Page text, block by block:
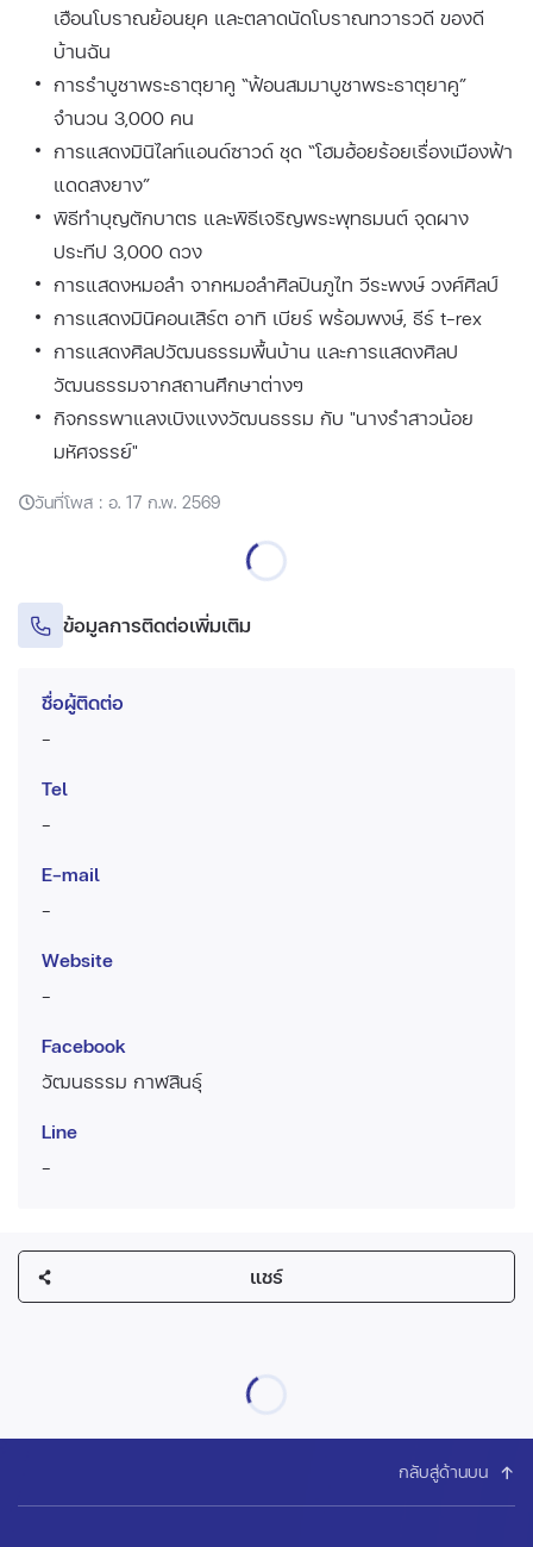
เฮือนโบราณย้อนยุค และตลาดนัดโบราณทวารวดี ของดี
บ้านฉัน
การรำบูชาพระธาตุยาคู “ฟ้อนสมมาบูชาพระธาตุยาคู”
จำนวน 3,000 คน
การแสดงมินิไลท์แอนด์ซาวด์ ชุด “โฮมฮ้อยร้อยเรื่องเมืองฟ้า
แดดสงยาง”
พิธีทำบุญตักบาตร และพิธีเจริญพระพุทธมนต์ จุดผาง
ประทีป 3,000 ดวง
การแสดงหมอลำ จากหมอลำศิลปินภูไท วีระพงษ์ วงศ์ศิลป์
การแสดงมินิคอนเสิร์ต อาทิ เบียร์ พร้อมพงษ์, ธีร์ t-rex
การแสดงศิลปวัฒนธรรมพื้นบ้าน และการแสดงศิลป
วัฒนธรรมจากสถานศึกษาต่างๆ
กิจกรรพาแลงเบิงแงงวัฒนธรรม กับ "นางรำสาวน้อย
มหัศจรรย์"
วันที่โพส : อ. 17 ก.พ. 2569
ข้อมูลการติดต่อเพิ่มเติม
ชื่อผู้ติดต่อ
-
Tel
-
E-mail
-
Website
-
Facebook
วัฒนธรรม กาฬสินธุ์
Line
-
แชร์
กลับสู่ด้านบน